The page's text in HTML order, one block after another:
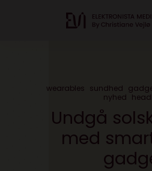
wearables sundhed
nyhed
Undgå
med